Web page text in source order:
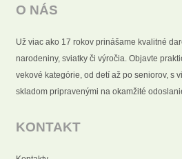
O NÁS
Už viac ako 17 rokov prinášame kvalitné
narodeniny, sviatky či výročia. Objavte
vekové kategórie, od detí až po seniorov, s
skladom pripravenými na okamžité
KONTAKT